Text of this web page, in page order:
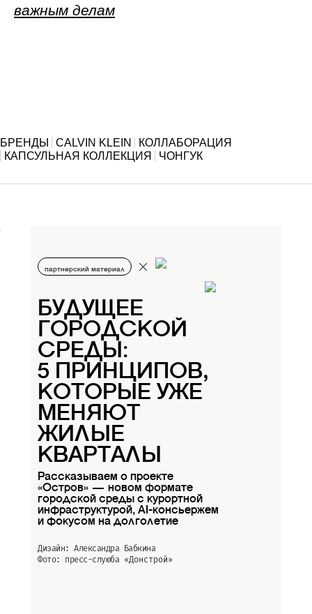
важным делам
БРЕНДЫ CALVIN KLEIN
КОЛЛАБОРАЦИЯ
КАПСУЛЬНАЯ КОЛЛЕКЦИЯ
ЧОНГУК
партнерский материал
БУДУЩЕЕ
ГОРОДСКОЙ
СРЕДЫ:
5 ПРИНЦИПОВ,
КОТОРЫЕ УЖЕ
МЕНЯЮТ
ЖИЛЫЕ
КВАРТАЛЫ
Рассказываем о проекте
«Остров» — новом формате
городской среды с курортной
инфраструктурой, AI-консьержем
и фокусом на долголетие
Дизайн: Александра Бабкина
Фото: пресс-слуюба «Донстрой»